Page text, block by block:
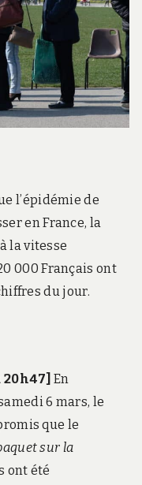
l’épidémie de
en France, la
la vitesse
000 Français ont
du jour.
20h47] En
6 mars, le
que le
sur la
ont été